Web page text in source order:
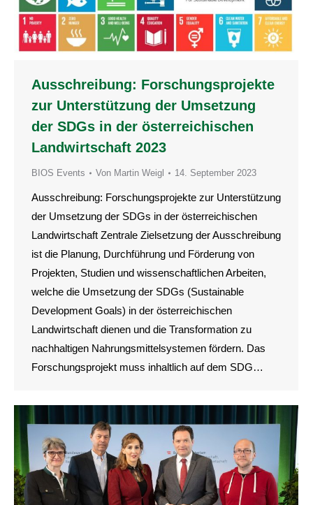
Ausschreibung: Forschungsprojekte
zur Unterstützung der Umsetzung
der SDGs in der österreichischen
Landwirtschaft 2023
BIOS Events Von Martin Weigl 14. September 2023
Ausschreibung: Forschungsprojekte zur Unterstützung
der Umsetzung der SDGs in der österreichischen
Landwirtschaft Zentrale Zielsetzung der Ausschreibung
ist die Planung, Durchführung und Förderung von
Projekten, Studien und wissenschaftlichen Arbeiten,
welche die Umsetzung der SDGs (Sustainable
Development Goals) in der österreichischen
Landwirtschaft dienen und die Transformation zu
nachhaltigen Nahrungsmittelsystemen fördern. Das
Forschungsprojekt muss inhaltlich auf dem SDG…